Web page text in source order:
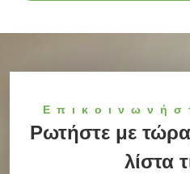
Ρωτήστε με
λίστα